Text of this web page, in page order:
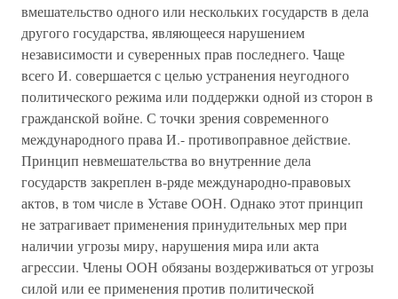
вмешательство одного или нескольких государств в дела
другого государства, являющееся нарушением
независимости и суверенных прав последнего. Чаще
всего И. совершается с целью устранения неугодного
политического режима или поддержки одной из сторон в
гражданской войне. С точки зрения современного
международного права И.- противоправное действие.
Принцип невмешательства во внутренние дела
государств закреплен в-ряде международно-правовых
актов, в том числе в Уставе ООН. Однако этот принцип
не затрагивает применения принудительных мер при
наличии угрозы миру, нарушения мира или акта
агрессии. Члены ООН обязаны воздерживаться от угрозы
силой или ее применения против политической